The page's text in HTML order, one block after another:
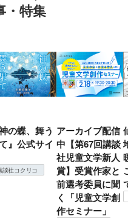
・特集
神の蝶、舞う
』公式サイ
談社コクリコ
アーカイブ配信
中【第67回講談
社児童文学新人
賞】受賞作家と
前選考委員に聞
く「児童文学創
作セミナー」